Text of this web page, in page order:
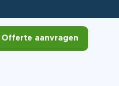
Offerte aanvragen